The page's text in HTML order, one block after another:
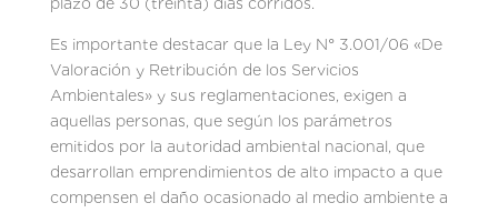
plazo de 30 (treinta) días corridos.
Es importante destacar que la Ley N° 3.001/06 «De
Valoración y Retribución de los Servicios
Ambientales» y sus reglamentaciones, exigen a
aquellas personas, que según los parámetros
emitidos por la autoridad ambiental nacional, que
desarrollan emprendimientos de alto impacto a que
compensen el daño ocasionado al medio ambiente a